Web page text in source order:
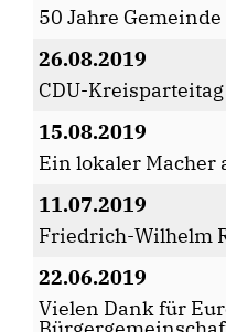
50 Jahre
26.08.2019
CDU-Kreisparteitag
15.08.2019
Ein lokaler Macher
11.07.2019
Friedrich-Wilhelm
22.06.2019
Vielen Dank für